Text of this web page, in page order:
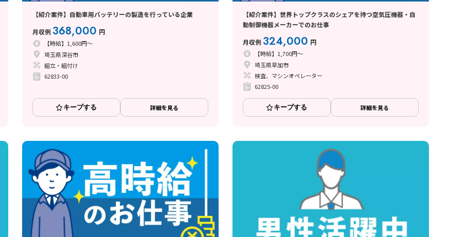
【紹介案件】自動車用バッテリーの製造を行っている企業
月収例 368,000 円
【時給】1,600円～
埼玉県深谷市
組立・組付け
62833-00
キープする 詳細を見る
【紹介案件】世界トップクラスのシェアを持つ空気圧機器・自
動制御機器メーカーでのお仕事
月収例 324,000 円
【時給】1,700円～
埼玉県草加市
検査、マシンオペレーター
62825-00
キープする 詳細を見る